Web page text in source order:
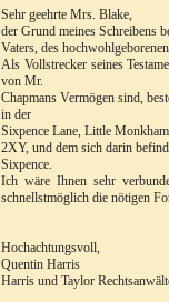
Sehr geehrte Mrs. Blake,
der Grund meines Schreibens
Vaters, des
Als Vollstrecker seines
von Mr.
Chapmans Vermögen sind,
in der
Sixpence Lane, Little
2XY, und dem sich darin
Sixpence.
Ich wäre Ihnen sehr
schnellstmöglich die nötigen
Hochachtungsvoll,
Quentin Harris
Harris und Taylor